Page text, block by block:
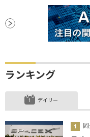
ランキング
デイリー